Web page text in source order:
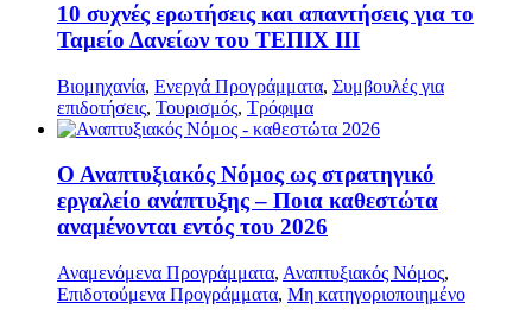
10 συχνές ερωτήσεις και απαντήσεις για το
Ταμείο Δανείων του ΤΕΠΙΧ ΙΙΙ
Βιομηχανία, Ενεργά Προγράμματα, Συμβουλές για
επιδοτήσεις, Τουρισμός, Τρόφιμα
Ο Αναπτυξιακός Νόμος ως στρατηγικό
εργαλείο ανάπτυξης – Ποια καθεστώτα
αναμένονται εντός του 2026
Αναμενόμενα Προγράμματα, Αναπτυξιακός Νόμος,
Επιδοτούμενα Προγράμματα, Μη κατηγοριοποιημένο